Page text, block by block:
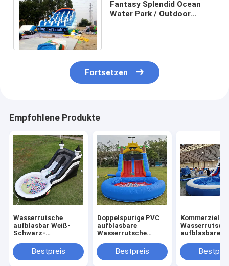
Fantasy Splendid Ocean
Water Park / Outdoor
Fortsetzen
Empfohlene Produkte
Wasserrutsche
aufblasbar Weiß-
Schwarz-
Kinderrutsche mit
größerem Wasser-
Bestpreis
Doppelspurige PVC
aufblasbare
Wasserrutsche
Pool Hindernis
Klettern aufblasbare
Bestpreis
Kommerzielle
aufblasbare
Nasse
aufblasbare